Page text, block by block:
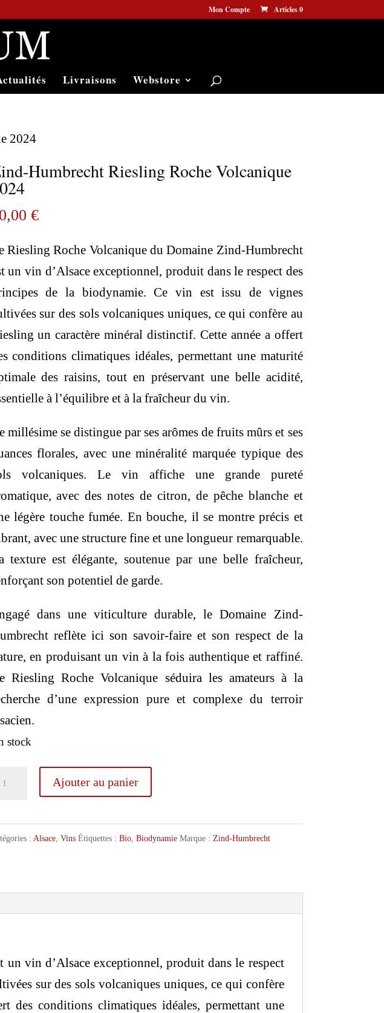
Mon Compte Articles 0
Livraisons Webstore
2024
Humbrecht Riesling Roche Volcanique
€
Riesling Roche Volcanique du Domaine Zind-Humbrecht
un vin d’Alsace exceptionnel, produit dans le respect des
de la biodynamie. Ce vin est issu de vignes
sur des sols volcaniques uniques, ce qui confère au
un caractère minéral distinctif. Cette année a offert
conditions climatiques idéales, permettant une maturité
des raisins, tout en préservant une belle acidité,
à l’équilibre et à la fraîcheur du vin.
millésime se distingue par ses arômes de fruits mûrs et ses
florales, avec une minéralité marquée typique des
volcaniques. Le vin affiche une grande pureté
avec des notes de citron, de pêche blanche et
légère touche fumée. En bouche, il se montre précis et
avec une structure fine et une longueur remarquable.
texture est élégante, soutenue par une belle fraîcheur,
son potentiel de garde.
dans une viticulture durable, le Domaine Zind-
reflète ici son savoir-faire et son respect de la
en produisant un vin à la fois authentique et raffiné.
Riesling Roche Volcanique séduira les amateurs à la
d’une expression pure et complexe du terroir
stock
Ajouter au panier
: Alsace, Vins Étiquettes : Bio, Biodynamie Marque : Zind-Humbrecht
vin d’Alsace exceptionnel, produit dans le respect
sur des sols volcaniques uniques, ce qui confère
des conditions climatiques idéales, permettant une